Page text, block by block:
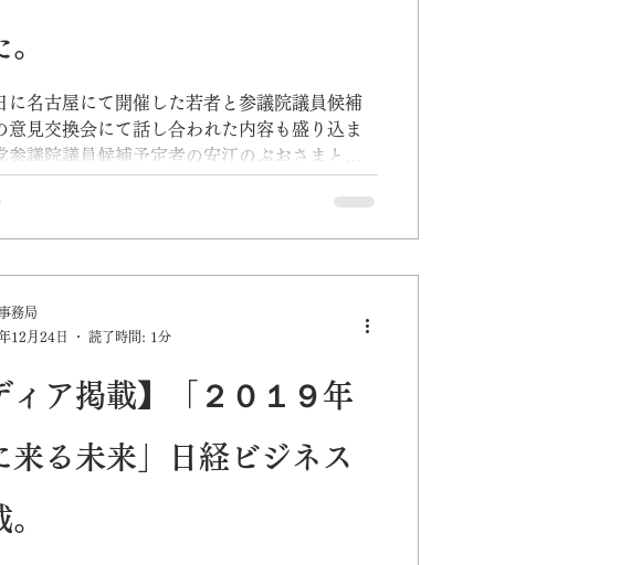
に名古屋にて開催した若者と参議院議員候補
意見交換会にて話し合われた内容も盛り込ま
参議院議員候補予定者の安江のぶおさまと
ィア掲載】「２０１９年
来る未来」日経ビジネス
務局
12月24日
読了時間: 1分